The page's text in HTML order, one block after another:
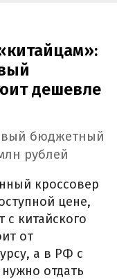
дешевле
бюджетный
рублей
кроссовер
цене,
с китайского
от
а в РФ с
отдать